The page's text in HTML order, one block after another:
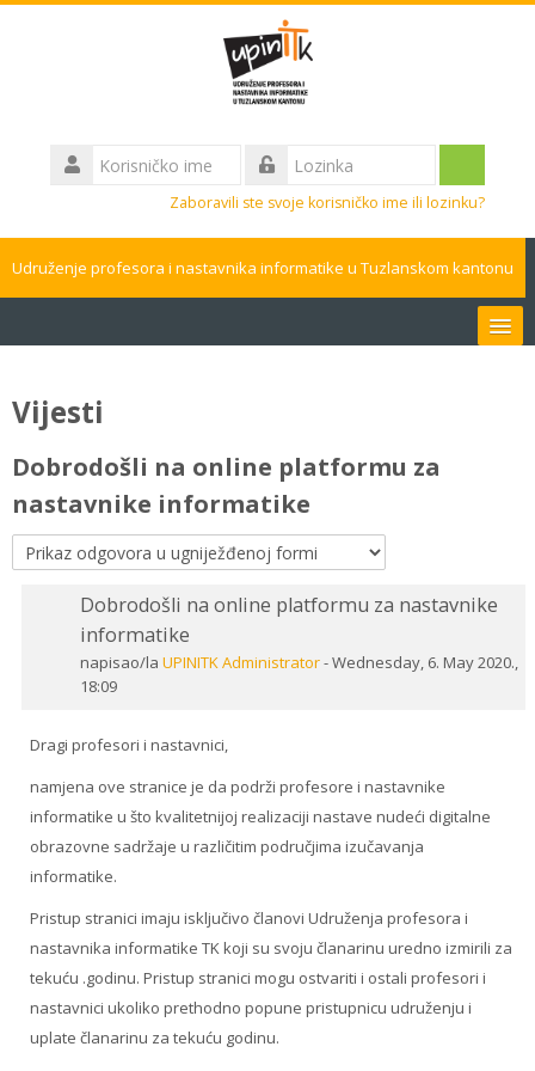
Korisničko
ime
Prijavite
Zaboravili ste svoje korisničko ime ili lozinku?
Udruženje profesora i nastavnika informatike u Tuzlanskom kantonu
Vijesti
Dobrodošli na online platformu za
nastavnike informatike
Dobrodošli na online platformu za nastavnike
informatike
napisao/laUPINITK Administrator-Wednesday, 6. May 2020.,
18:09
Number
of
replies:
0
Dragi profesori i nastavnici,
namjena ove stranice je da podrži profesore i nastavnike
informatike u što kvalitetnijoj realizaciji nastave nudeći digitalne
obrazovne sadržaje u različitim područjima izučavanja
informatike.
Pristup stranici imaju isključivo članovi Udruženja profesora i
nastavnika informatike TK koji su svoju članarinu uredno izmirili za
tekuću .godinu. Pristup stranici mogu ostvariti i ostali profesori i
nastavnici ukoliko prethodno popune pristupnicu udruženju i
uplate članarinu za tekuću godinu.